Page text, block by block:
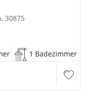
30875
1 Badezimmer